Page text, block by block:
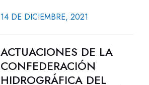
14 DE DICIEMBRE, 2021
ACTUACIONES DE LA
CONFEDERACIÓN
HIDROGRÁFICA DEL